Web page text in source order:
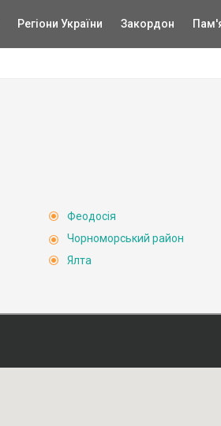
Регіони України Закордон
Феодосія
Чорноморський район
Ялта